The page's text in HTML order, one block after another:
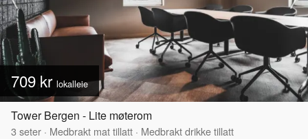
709 kr lokalleie
Tower Bergen - Lite møterom
3 seter · Medbrakt mat tillatt · Medbrakt drikke tillatt